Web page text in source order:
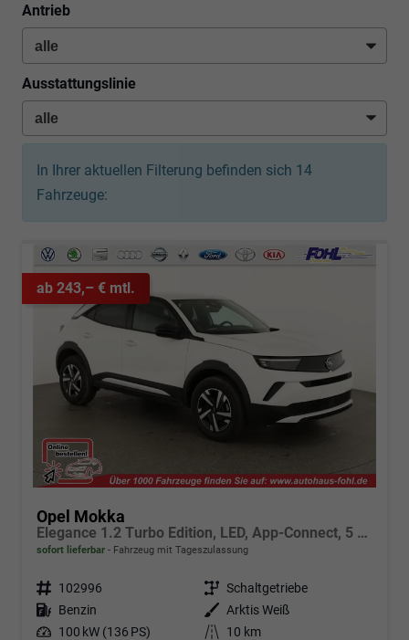
Antrieb
Ausstattungslinie
In Ihrer aktuellen Filterung befinden sich 14
Fahrzeuge:
ab 243,– € mtl.
Opel Mokka
Elegance 1.2 Turbo Edition, LED, App-Connect, 5 J.-Garantie
sofort lieferbar Fahrzeug mit Tageszulassung
Fahrzeugnr. 102996 Getriebe Schaltgetriebe
Kraftstoff Benzin Außenfarbe Arktis Weiß
Leistung 100 kW (136 PS) Kilometerstand
10 km